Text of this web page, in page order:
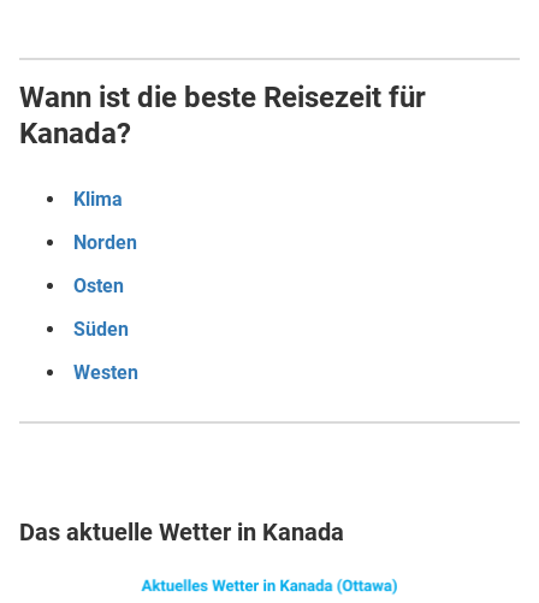
Wann ist die beste Reisezeit für
Kanada?
Klima
Norden
Osten
Süden
Westen
Das aktuelle Wetter in Kanada